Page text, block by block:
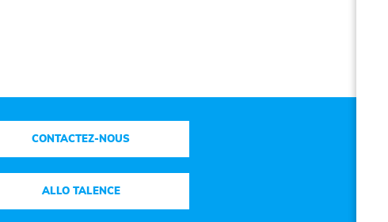
CONTACTEZ-NOUS
ALLO TALENCE